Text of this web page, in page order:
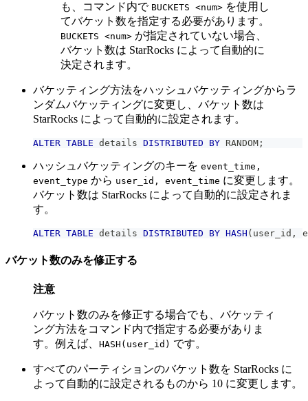
も、コマンド内で BUCKETS <num> を使用し
てバケット数を指定する必要があります。
BUCKETS <num> が指定されていない場合、
バケット数は StarRocks によって自動的に
決定されます。
バケッティング方法をハッシュバケッティングからラ
ンダムバケッティングに変更し、バケット数は
StarRocks によって自動的に設定されます。
ALTER TABLE details DISTRIBUTED BY RANDOM ;
ハッシュバケッティングのキーを event_time,
event_type から user_id, event_time に変更します。
バケット数は StarRocks によって自動的に設定されま
す。
ALTER TABLE details DISTRIBUTED BY HASH ( user_id ,
バケット数のみを修正する
注意
バケット数のみを修正する場合でも、バケッティ
ング方法をコマンド内で指定する必要がありま
す。例えば、 HASH(user_id) です。
すべてのパーティションのバケット数を StarRocks に
よって自動的に設定されるものから 10 に変更します。